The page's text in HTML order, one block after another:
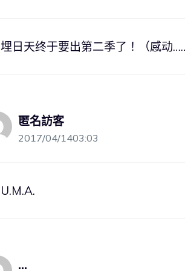
埋日天终于要出第二季了！（感动
匿名訪客
2017/04/1403:03
U.M.A.
...